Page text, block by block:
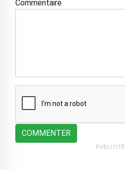
Commentaire
COMMENTER
PUBLICITÉ